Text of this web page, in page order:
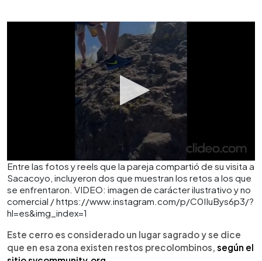
Entre las fotos y reels que la pareja compartió de su visita a
Sacacoyo, incluyeron dos que muestran los retos a los que
se enfrentaron. VIDEO: imagen de carácter ilustrativo y no
comercial / https://www.instagram.com/p/C0IIuBys6p3/?
hl=es&img_index=1
Este cerro es considerado un lugar sagrado y se dice
que en esa zona existen restos precolombinos, según el